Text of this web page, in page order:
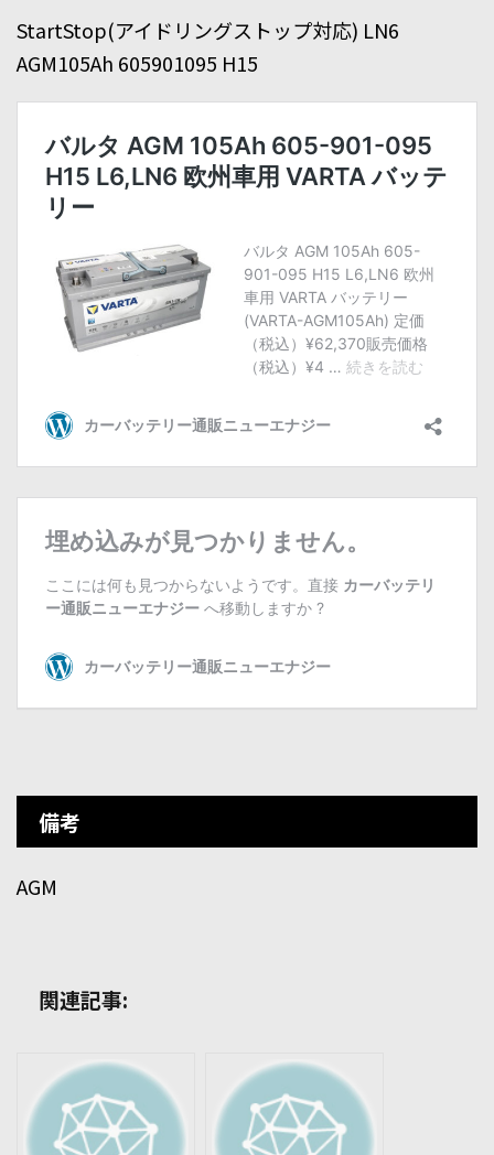
StartStop(アイドリングストップ対応) LN6
AGM105Ah 605901095 H15
備考
AGM
関連記事: